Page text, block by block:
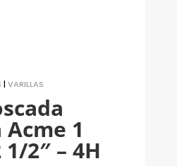
|VARILLAS
1
2″ – 4H